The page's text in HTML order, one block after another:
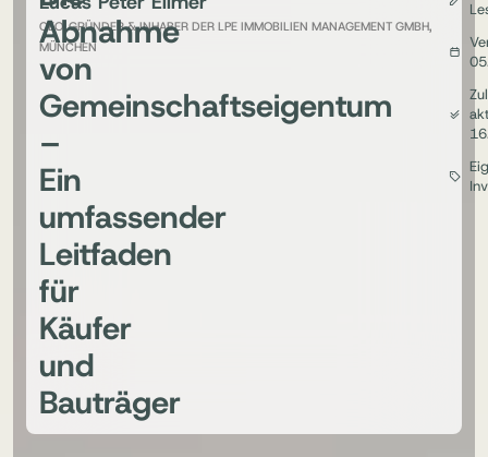
Abnahme
von
Gemeinschaftseigentum
–
Ein
umfassender
Leitfaden
für
Käufer
und
Bauträger
CEO, GRÜNDER & INHABER DER LPE IMMOBILIEN MANAGEMENT GMBH,
MÜNCHEN